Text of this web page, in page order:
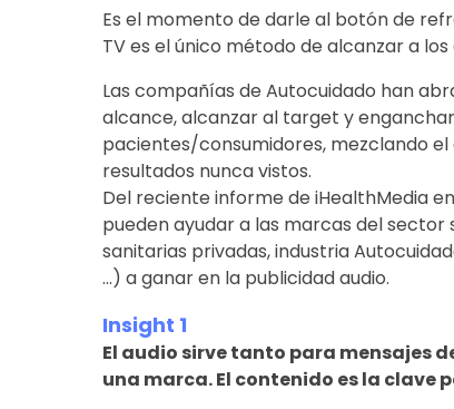
Es el momento de darle al botón de
TV es el único método de alcanzar a
Las compañías de Autocuidado han
alcance, alcanzar al target y
pacientes/consumidores, mezclando
resultados nunca vistos.
Del reciente informe de iHealthMedia
pueden ayudar a las marcas del
sanitarias privadas, industria
…) a ganar en la publicidad audio.
Insight 1
El audio sirve tanto para mensajes
una marca. El contenido es la clave